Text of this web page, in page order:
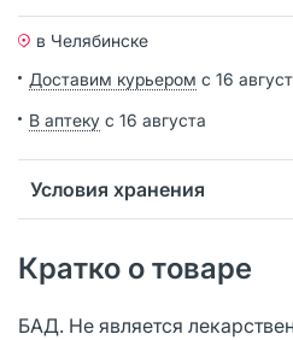
в Челябинске
Доставим курьером с 16
В аптеку с 16 августа
Условия хранения
Кратко о товаре
БАД. Не является